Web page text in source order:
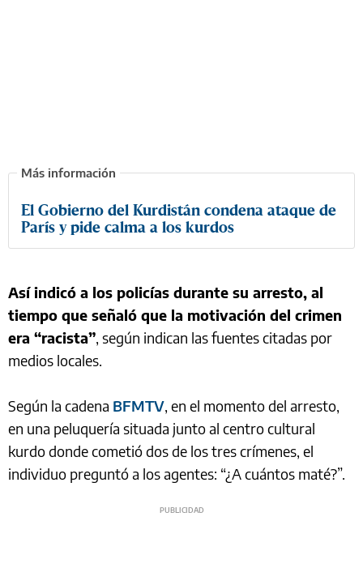
El Gobierno del Kurdistán condena ataque de
París y pide calma a los kurdos
Así indicó a los policías durante su arresto, al
tiempo que señaló que la motivación del crimen
era “racista”, según indican las fuentes citadas por
medios locales.
Según la cadena BFMTV, en el momento del arresto,
en una peluquería situada junto al centro cultural
kurdo donde cometió dos de los tres crímenes, el
individuo preguntó a los agentes: “¿A cuántos maté?”.